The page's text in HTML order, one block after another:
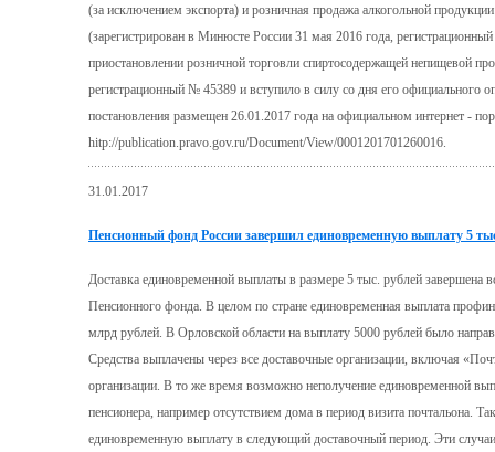
(за исключением экспорта) и розничная продажа алкогольной
(зарегистрирован в Минюсте России 31 мая 2016 года,
приостановлении розничной торговли спиртосодержащей непищевой
регистрационный № 45389 и вступило в силу со дня его официального
постановления размещен 26.01.2017 года на официальном интернет -
hitp://publication.pravo.gov.ru/Document/View/0001201701260016.
31.01.2017
Пенсионный фонд России завершил единовременную выплату 5
Доставка единовременной выплаты в размере 5 тыс. рублей
Пенсионного фонда. В целом по стране единовременная выплата
млрд рублей. В Орловской области на выплату 5000 рублей было
Средства выплачены через все доставочные организации, включая
организации. В то же время возможно неполучение единовременной
пенсионера, например отсутствием дома в период визита почтальона.
единовременную выплату в следующий доставочный период. Эти